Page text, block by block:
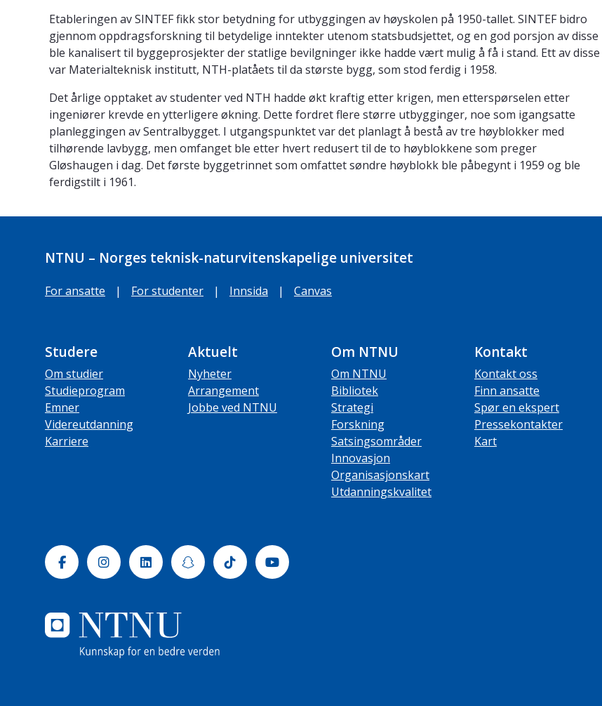
Etableringen av SINTEF fikk stor betydning for utbyggingen av høyskolen på 1950-tallet. SINTEF bidro
gjennom oppdragsforskning til betydelige inntekter utenom statsbudsjettet, og en god porsjon av disse
ble kanalisert til byggeprosjekter der statlige bevilgninger ikke hadde vært mulig å få i stand. Ett av disse
var Materialteknisk institutt, NTH-platåets til da største bygg, som stod ferdig i 1958.
Det årlige opptaket av studenter ved NTH hadde økt kraftig etter krigen, men etterspørselen etter
ingeniører krevde en ytterligere økning. Dette fordret flere større utbygginger, noe som igangsatte
planleggingen av Sentralbygget. I utgangspunktet var det planlagt å bestå av tre høyblokker med
tilhørende lavbygg, men omfanget ble etter hvert redusert til de to høyblokkene som preger
Gløshaugen i dag. Det første byggetrinnet som omfattet søndre høyblokk ble påbegynt i 1959 og ble
ferdigstilt i 1961.
NTNU – Norges teknisk-naturvitenskapelige universitet
For ansatte | For studenter | Innsida | Canvas
Studere
Om studier
Studieprogram
Emner
Videreutdanning
Karriere
Aktuelt
Nyheter
Arrangement
Jobbe ved NTNU
Om NTNU
Om NTNU
Bibliotek
Strategi
Forskning
Satsingsområder
Innovasjon
Organisasjonskart
Utdanningskvalitet
Kontakt
Kontakt oss
Finn ansatte
Spør en ekspert
Pressekontakter
Kart
FacebookInstagramLinkedinSnapchatTiktok Youtube